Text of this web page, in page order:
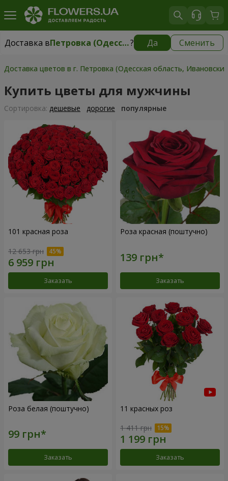
Доставка в Петровка (Одесская область, Ивановский р-н)? Да Сменить
Доставка в Петровка (Одесская область, Ивановский р-н)|930 грн
Доставка цветов в г. Петровка (Одесская область,
Купить цветы для мужчины
Cортировка: дешевые дорогие популярные
101 красная роза
12 653 грн
Заказать
Роза красная (поштучно)
Заказать
Роза белая (поштучно)
Заказать
11 красных роз
1 411 грн
Заказать